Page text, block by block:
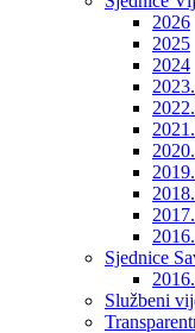
2026
2025
2024
2023.
2022.
2021.
2020.
2019.
2018.
2017.
2016.
Sjednice
2016.
Službeni